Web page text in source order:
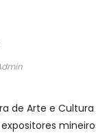
de Arte e